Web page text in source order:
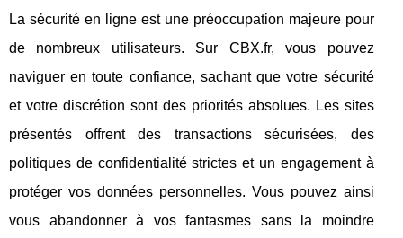
La sécurité en ligne est une préoccupation majeure pour
de nombreux utilisateurs. Sur CBX.fr, vous pouvez
naviguer en toute confiance, sachant que votre sécurité
et votre discrétion sont des priorités absolues. Les sites
présentés offrent des transactions sécurisées, des
politiques de confidentialité strictes et un engagement à
protéger vos données personnelles. Vous pouvez ainsi
vous abandonner à vos fantasmes sans la moindre